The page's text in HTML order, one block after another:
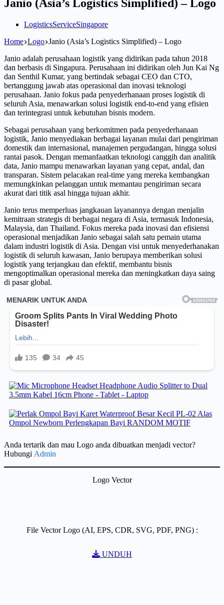
Janio (Asia’s Logistics Simplified) – Logo
LogisticsServiceSingapore
Home Logo Janio (Asia’s Logistics Simplified) – Logo
Janio adalah perusahaan logistik yang didirikan pada tahun 2018
dan berbasis di Singapura. Perusahaan ini didirikan oleh Jun Kai Ng
dan Senthil Kumar, yang bertindak sebagai CEO dan CTO,
bertanggung jawab atas operasional dan inovasi teknologi
perusahaan. Janio fokus pada penyederhanaan proses logistik di
seluruh Asia, menawarkan solusi logistik end-to-end yang efisien
dan terintegrasi untuk kebutuhan bisnis modern.
Sebagai perusahaan yang berkomitmen pada penyederhanaan
logistik, Janio menyediakan berbagai layanan mulai dari pengiriman
domestik dan internasional, manajemen pergudangan, hingga solusi
rantai pasok. Dengan memanfaatkan teknologi canggih dan analitik
data, Janio mampu menawarkan layanan yang cepat, andal, dan
transparan. Sistem pelacakan real-time yang mereka kembangkan
memungkinkan pelanggan untuk memantau pengiriman secara
akurat dari titik asal hingga tujuan akhir.
Janio terus memperluas jangkauan layanannya dengan menjalin
kemitraan strategis di berbagai negara di Asia, termasuk Indonesia,
Malaysia, dan Thailand. Fokus mereka pada inovasi dan efisiensi
operasional menjadikan Janio sebagai salah satu pemain utama
dalam industri logistik di Asia. Dengan visi untuk menyederhanakan
logistik di seluruh kawasan, Janio berupaya memberikan solusi
logistik yang terjangkau dan efektif, membantu bisnis
mengoptimalkan operasional mereka dan meningkatkan daya saing
di pasar global.
Anda tertarik dan mau Logo anda dibuatkan menjadi vector?
Hubungi Admin
Logo Vector
File Vector Logo (AI, EPS, CDR, SVG, PDF, PNG) :
UNDUH